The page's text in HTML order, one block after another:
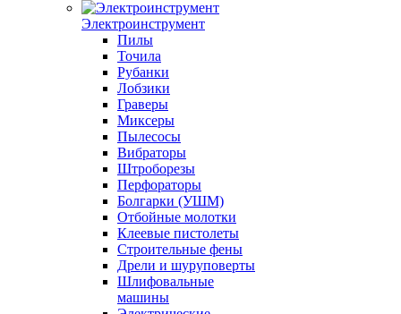
Электроинструмент
Пилы
Точила
Рубанки
Лобзики
Граверы
Миксеры
Пылесосы
Вибраторы
Штроборезы
Перфораторы
Болгарки (УШМ)
Отбойные молотки
Клеевые пистолеты
Строительные фены
Дрели и шуруповерты
Шлифовальные
машины